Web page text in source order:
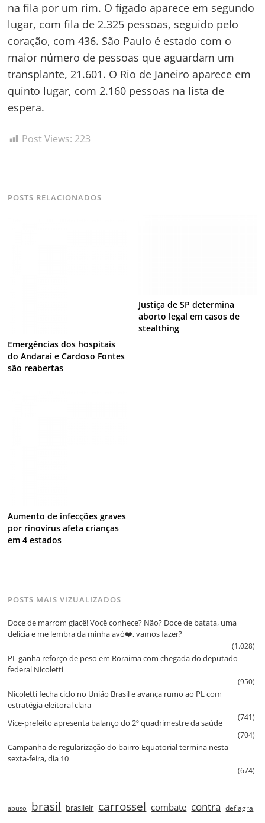
na fila por um rim. O fígado aparece em segundo
lugar, com fila de 2.325 pessoas, seguido pelo
coração, com 436. São Paulo é estado com o
maior número de pessoas que aguardam um
transplante, 21.601. O Rio de Janeiro aparece em
quinto lugar, com 2.160 pessoas na lista de
espera.
Post Views: 223
POSTS RELACIONADOS
Emergências dos hospitais
do Andaraí e Cardoso Fontes
são reabertas
Justiça de SP determina
aborto legal em casos de
stealthing
Aumento de infecções graves
por rinovírus afeta crianças
em 4 estados
POSTS MAIS VIZUALIZADOS
Doce de marrom glacê! Você conhece? Não? Doce de batata, uma
delícia e me lembra da minha avó❤️, vamos fazer?
(1.028)
PL ganha reforço de peso em Roraima com chegada do deputado
federal Nicoletti
(950)
Nicoletti fecha ciclo no União Brasil e avança rumo ao PL com
estratégia eleitoral clara
(741)
Vice‑prefeito apresenta balanço do 2º quadrimestre da saúde
(704)
Campanha de regularização do bairro Equatorial termina nesta
sexta‑feira, dia 10
(674)
abuso brasil brasileir carrossel combate contra deflagra